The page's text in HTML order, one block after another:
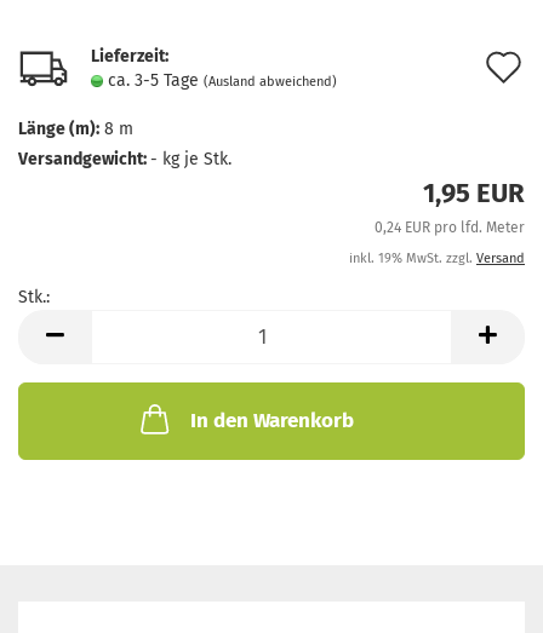
Lieferzeit:
ca. 3-5 Tage (Ausland abweichend)
Länge (m): 8 m
Versandgewicht:- kg je Stk.
1,95 EUR
0,24 EUR pro lfd. Meter
inkl. 19% MwSt. zzgl. Versand
Stk.:
In den Warenkorb